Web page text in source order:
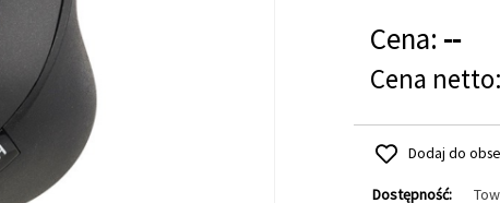
Cena: --
Cena netto:
Dodaj do
Dostępność: